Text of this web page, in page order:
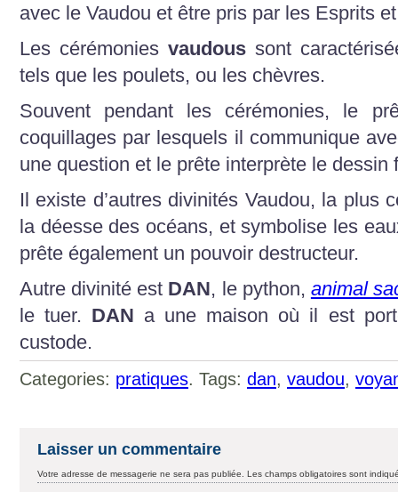
avec le Vaudou et être pris par les Esprits
Les cérémonies vaudous sont
tels que les poulets, ou les chèvres.
Souvent pendant les cérémonies, le
coquillages par lesquels il communique
une question et le prête interprète le dessin
Il existe d’autres divinités Vaudou, la plus
la déesse des océans, et symbolise les
prête également un pouvoir destructeur.
Autre divinité est DAN, le python, animal
le tuer. DAN a une maison où il est
custode.
Categories: pratiques. Tags: dan, vaudou,
Laisser un commentaire
Votre adresse de messagerie ne sera pas publiée. Les champs obligatoires sont